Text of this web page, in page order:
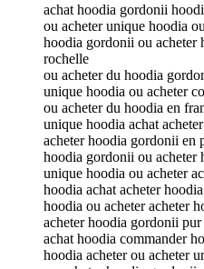
achat hoodia gordonii
ou acheter unique hoodia
hoodia gordonii ou acheter
rochelle
ou acheter du hoodia
unique hoodia ou acheter
ou acheter du hoodia en
unique hoodia achat
acheter hoodia gordonii en
hoodia gordonii ou acheter
unique hoodia ou acheter
hoodia achat acheter hoodia
hoodia ou acheter acheter
acheter hoodia gordonii pur
achat hoodia commander
hoodia acheter ou acheter